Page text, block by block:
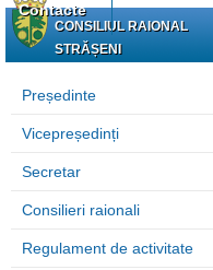
Contacte
CONSILIUL RAIONAL
STRĂȘENI
Președinte
Vicepreședinți
Secretar
Consilieri raionali
Regulament de activitate